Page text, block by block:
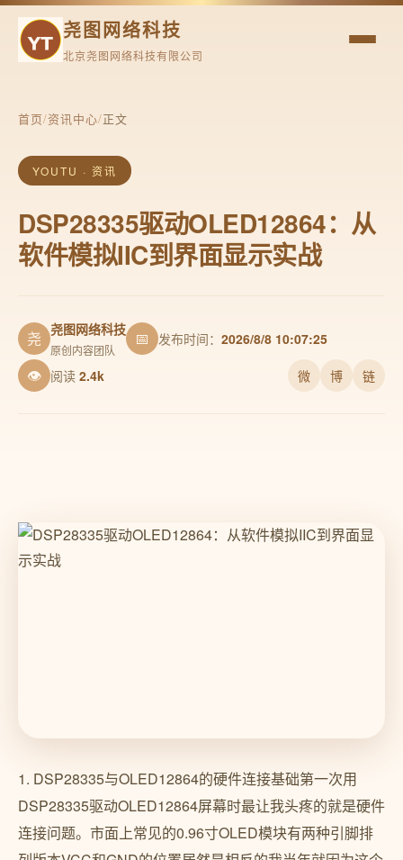
尧图网络科技
北京尧图网络科技有限公司
首页/资讯中心/正文
YOUTU · 资讯
DSP28335驱动OLED12864：从
软件模拟IIC到界面显示实战
尧 尧图网络科技
原创内容团队
📅 发布时间： 2026/8/8 10:07:25
👁 阅读 2.4k 微 博 链
1. DSP28335与OLED12864的硬件连接基础第一次用
DSP28335驱动OLED12864屏幕时最让我头疼的就是硬件
连接问题。市面上常见的0.96寸OLED模块有两种引脚排